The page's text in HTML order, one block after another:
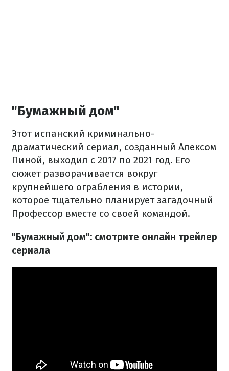
"Бумажный дом"
Этот испанский криминально-
драматический сериал, созданный Алексом
Пиной, выходил с 2017 по 2021 год. Его
сюжет разворачивается вокруг
крупнейшего ограбления в истории,
которое тщательно планирует загадочный
Профессор вместе со своей командой.
"Бумажный дом": смотрите онлайн трейлер
сериала